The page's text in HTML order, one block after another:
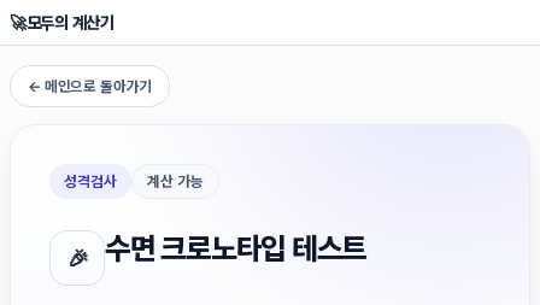
🚀모두의 계산기
← 메인으로 돌아가기
성격검사 계산 가능
🎉 수면 크로노타입 테스트